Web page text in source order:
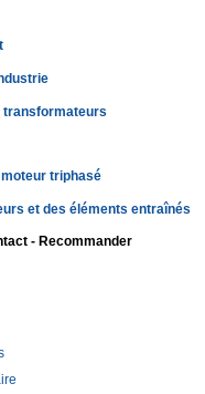
triphasé
et des éléments entraînés
- Recommander